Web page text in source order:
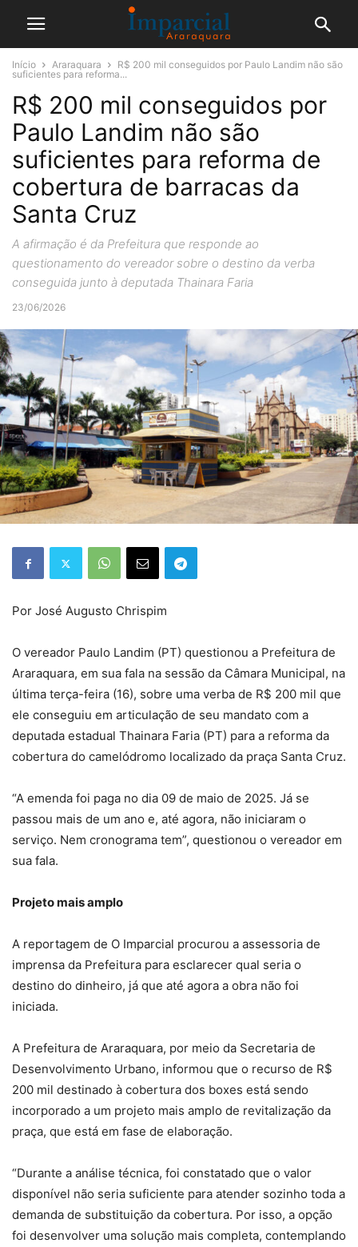
Início Araraquara
R$ 200 mil conseguidos por Paulo Landim não são
suficientes para reforma...
R$ 200 mil conseguidos por
Paulo Landim não são
suficientes para reforma de
cobertura de barracas da
Santa Cruz
A afirmação é da Prefeitura que responde ao
questionamento do vereador sobre o destino da verba
conseguida junto à deputada Thainara Faria
23/06/2026
Por José Augusto Chrispim
O vereador Paulo Landim (PT) questionou a Prefeitura de
Araraquara, em sua fala na sessão da Câmara Municipal, na
última terça-feira (16), sobre uma verba de R$ 200 mil que
ele conseguiu em articulação de seu mandato com a
deputada estadual Thainara Faria (PT) para a reforma da
cobertura do camelódromo localizado da praça Santa Cruz.
“A emenda foi paga no dia 09 de maio de 2025. Já se
passou mais de um ano e, até agora, não iniciaram o
serviço. Nem cronograma tem”, questionou o vereador em
sua fala.
Projeto mais amplo
A reportagem de O Imparcial procurou a assessoria de
imprensa da Prefeitura para esclarecer qual seria o
destino do dinheiro, já que até agora a obra não foi
iniciada.
A Prefeitura de Araraquara, por meio da Secretaria de
Desenvolvimento Urbano, informou que o recurso de R$
200 mil destinado à cobertura dos boxes está sendo
incorporado a um projeto mais amplo de revitalização da
praça, que está em fase de elaboração.
“Durante a análise técnica, foi constatado que o valor
disponível não seria suficiente para atender sozinho toda a
demanda de substituição da cobertura. Por isso, a opção
foi desenvolver uma solução mais completa, contemplando